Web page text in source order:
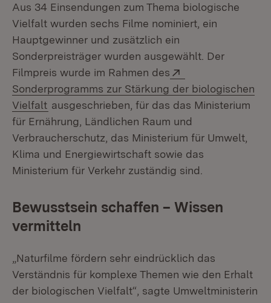
Aus 34 Einsendungen zum Thema biologische
Vielfalt wurden sechs Filme nominiert, ein
Hauptgewinner und zusätzlich ein
Sonderpreisträger wurden ausgewählt. Der
Filmpreis wurde im Rahmen des
Sonderprogramms zur Stärkung der biologischen
Vielfalt (Öffnet in neuem Fenster)
ausgeschrieben, für das das Ministerium
für Ernährung, Ländlichen Raum und
Verbraucherschutz, das Ministerium für Umwelt,
Klima und Energiewirtschaft sowie das
Ministerium für Verkehr zuständig sind.
Bewusstsein schaffen – Wissen
vermitteln
„Naturfilme fördern sehr eindrücklich das
Verständnis für komplexe Themen wie den Erhalt
der biologischen Vielfalt“, sagte Umweltministerin